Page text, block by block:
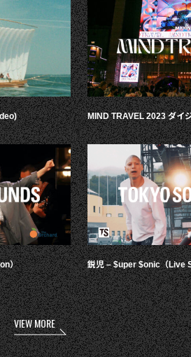
）
MIND TRAVEL 2023 ダイ
鋭児 – $uper $onic（Live
VIEW MORE